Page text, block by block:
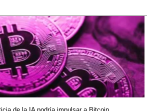
de la IA podría impulsar a Bitcoin